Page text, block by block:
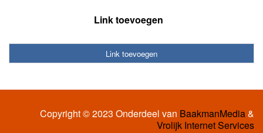
Link toevoegen
Link toevoegen
Copyright © 2023 Onderdeel van BaakmanMedia&
Vrolijk Internet Services